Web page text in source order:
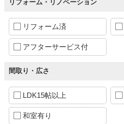
リフォーム・リノベーション
リフォーム済
アフターサービス付
間取り・広さ
LDK15帖以上
和室有り